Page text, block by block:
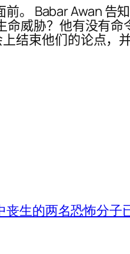
。 Babar Awan 告
命威胁？他有没有
结束他们的论点，
生的两名恐怖分子